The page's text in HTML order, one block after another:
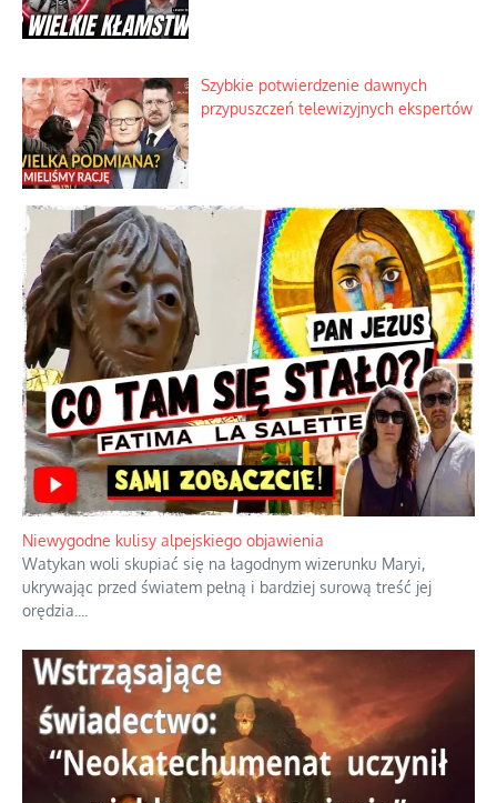
Szybkie potwierdzenie dawnych
przypuszczeń telewizyjnych ekspertów
Niewygodne kulisy alpejskiego objawienia
Watykan woli skupiać się na łagodnym wizerunku Maryi,
ukrywając przed światem pełną i bardziej surową treść jej
orędzia.